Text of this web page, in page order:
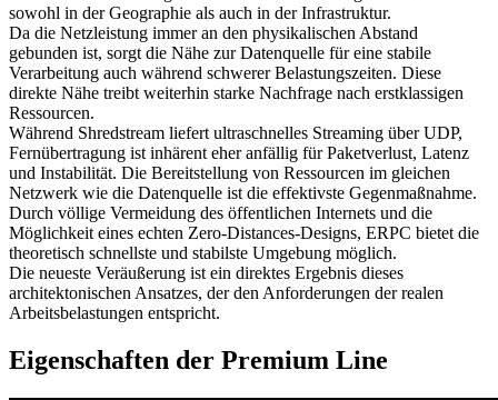
sowohl in der Geographie als auch in der Infrastruktur.
Da die Netzleistung immer an den physikalischen Abstand
gebunden ist, sorgt die Nähe zur Datenquelle für eine stabile
Verarbeitung auch während schwerer Belastungszeiten. Diese
direkte Nähe treibt weiterhin starke Nachfrage nach erstklassigen
Ressourcen.
Während Shredstream liefert ultraschnelles Streaming über UDP,
Fernübertragung ist inhärent eher anfällig für Paketverlust, Latenz
und Instabilität. Die Bereitstellung von Ressourcen im gleichen
Netzwerk wie die Datenquelle ist die effektivste Gegenmaßnahme.
Durch völlige Vermeidung des öffentlichen Internets und die
Möglichkeit eines echten Zero-Distances-Designs, ERPC bietet die
theoretisch schnellste und stabilste Umgebung möglich.
Die neueste Veräußerung ist ein direktes Ergebnis dieses
architektonischen Ansatzes, der den Anforderungen der realen
Arbeitsbelastungen entspricht.
Eigenschaften der Premium Line